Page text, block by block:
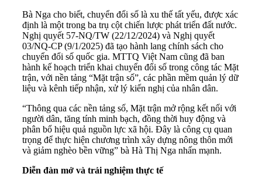
Bà Nga cho biết, chuyển đổi số là xu thế tất yếu, được xác
định là một trong ba trụ cột chiến lược phát triển đất nước.
Nghị quyết 57-NQ/TW (22/12/2024) và Nghị quyết
03/NQ-CP (9/1/2025) đã tạo hành lang chính sách cho
chuyển đổi số quốc gia. MTTQ Việt Nam cũng đã ban
hành kế hoạch triển khai chuyển đổi số trong công tác Mặt
trận, với nền tảng “Mặt trận số”, các phần mềm quản lý dữ
liệu và kênh tiếp nhận, xử lý kiến nghị của nhân dân.
“Thông qua các nền tảng số, Mặt trận mở rộng kết nối với
người dân, tăng tính minh bạch, đồng thời huy động và
phân bổ hiệu quả nguồn lực xã hội. Đây là công cụ quan
trọng để thực hiện chương trình xây dựng nông thôn mới
và giảm nghèo bền vững” bà Hà Thị Nga nhấn mạnh.
Diễn đàn mở và trải nghiệm thực tế